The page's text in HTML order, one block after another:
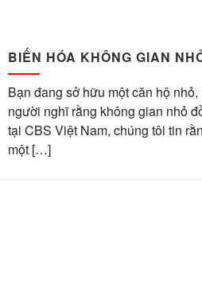
BIẾN HÓA KHÔNG GIAN
Bạn đang sở hữu một căn hộ
người nghĩ rằng không gian nhỏ
tại CBS Việt Nam, chúng tôi tin
một […]